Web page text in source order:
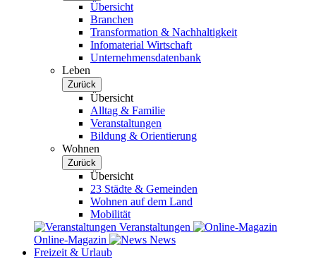
Übersicht
Branchen
Transformation & Nachhaltigkeit
Infomaterial Wirtschaft
Unternehmensdatenbank
Leben
Zurück
Übersicht
Alltag & Familie
Veranstaltungen
Bildung & Orientierung
Wohnen
Zurück
Übersicht
23 Städte & Gemeinden
Wohnen auf dem Land
Mobilität
Veranstaltungen
Online-Magazin
News
Freizeit & Urlaub